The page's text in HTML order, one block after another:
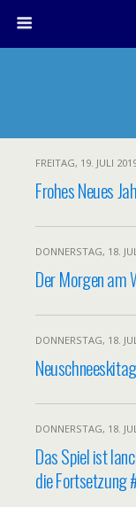
FREITAG, 19. JULI
Frohes Neues
DONNERSTAG, 18.
Der Morgen am
DONNERSTAG, 18.
Neuschneeskitag
DONNERSTAG, 18.
Das Spiel ist
die Fortsetzung